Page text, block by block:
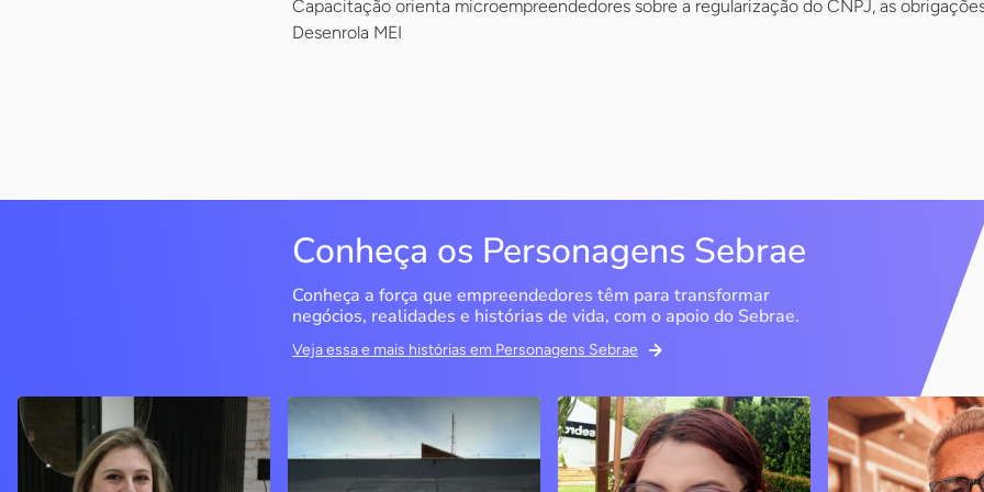
Capacitação orienta microempreendedores sobre a regularização do CNPJ, as
Desenrola MEI
Conheça os Personagens Sebrae
Conheça a força que empreendedores têm para transformar
negócios, realidades e histórias de vida, com o apoio do Sebrae.
Veja essa e mais histórias em Personagens Sebrae
Delucci
Bento Gonçalves / RS
Infoecia Software
Ltda
Londrina / PR
Memória Ancestral
São Luís / MA
Espedito
Nova Olinda / CE